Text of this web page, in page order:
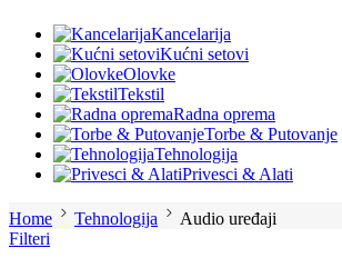
Kancelarija
Kućni setovi
Olovke
Tekstil
Radna oprema
Torbe & Putovanje
Tehnologija
Privesci & Alati
Home Tehnologija
Audio uređaji
Filteri